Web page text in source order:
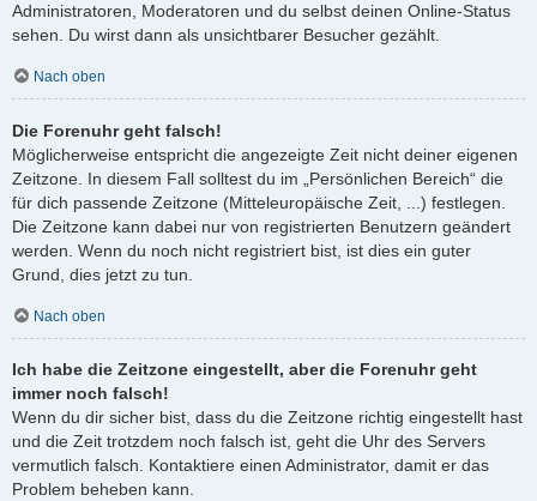
Administratoren, Moderatoren und du selbst deinen Online-Status
sehen. Du wirst dann als unsichtbarer Besucher gezählt.
Nach oben
Die Forenuhr geht falsch!
Möglicherweise entspricht die angezeigte Zeit nicht deiner eigenen
Zeitzone. In diesem Fall solltest du im „Persönlichen Bereich“ die
für dich passende Zeitzone (Mitteleuropäische Zeit, ...) festlegen.
Die Zeitzone kann dabei nur von registrierten Benutzern geändert
werden. Wenn du noch nicht registriert bist, ist dies ein guter
Grund, dies jetzt zu tun.
Nach oben
Ich habe die Zeitzone eingestellt, aber die Forenuhr geht
immer noch falsch!
Wenn du dir sicher bist, dass du die Zeitzone richtig eingestellt hast
und die Zeit trotzdem noch falsch ist, geht die Uhr des Servers
vermutlich falsch. Kontaktiere einen Administrator, damit er das
Problem beheben kann.